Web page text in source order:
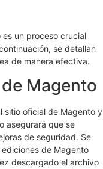
un proceso crucial
se detallan
de manera efectiva.
Magento
sitio oficial de Magento y
asegurará que se
de seguridad. Se
de Magento
descargado el archivo